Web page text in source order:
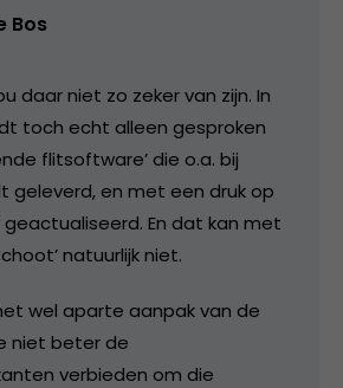
Bos
daar niet zo zeker van zijn. In
toch echt alleen gesproken
flitsoftware’ die o.a. bij
geleverd, en met een druk op
En dat kan met
natuurlijk niet.
wel aparte aanpak van de
niet beter de
verbieden om die